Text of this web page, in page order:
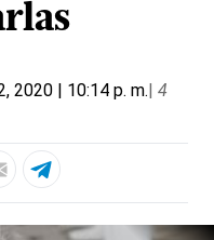
2020 | 10:14 p. m.| 4